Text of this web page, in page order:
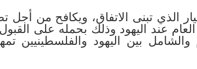
الذي تبنى الاتفاق، ويكافح من أجل
عند اليهود وذلك بحمله على
بين اليهود والفلسطينيين